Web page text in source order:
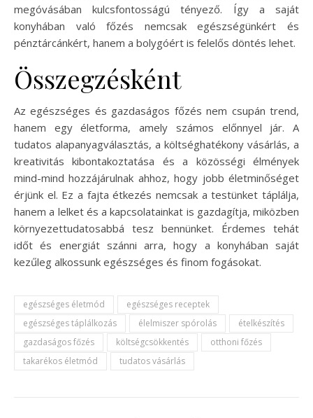
megóvásában kulcsfontosságú tényező. Így a saját
konyhában való főzés nemcsak egészségünkért és
pénztárcánkért, hanem a bolygóért is felelős döntés lehet.
Összegzésként
Az egészséges és gazdaságos főzés nem csupán trend,
hanem egy életforma, amely számos előnnyel jár. A
tudatos alapanyagválasztás, a költséghatékony vásárlás, a
kreativitás kibontakoztatása és a közösségi élmények
mind-mind hozzájárulnak ahhoz, hogy jobb életminőséget
érjünk el. Ez a fajta étkezés nemcsak a testünket táplálja,
hanem a lelket és a kapcsolatainkat is gazdagítja, miközben
környezettudatosabbá tesz bennünket. Érdemes tehát
időt és energiát szánni arra, hogy a konyhában saját
kezűleg alkossunk egészséges és finom fogásokat.
egészséges életmód
egészséges receptek
egészséges táplálkozás
élelmiszer spórolás
ételkészítés
gazdaságos főzés
költségcsökkentés
otthoni főzés
takarékos életmód
tudatos vásárlás